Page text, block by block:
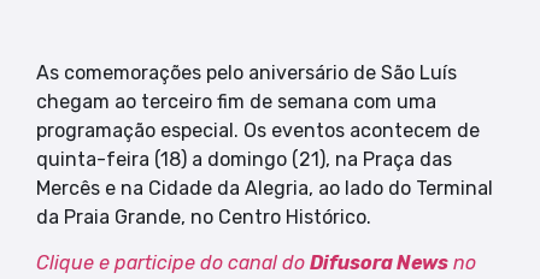
As comemorações pelo aniversário de São Luís
chegam ao terceiro fim de semana com uma
programação especial. Os eventos acontecem de
quinta-feira (18) a domingo (21), na Praça das
Mercês e na Cidade da Alegria, ao lado do Terminal
da Praia Grande, no Centro Histórico.
Clique e participe do canal do Difusora News no